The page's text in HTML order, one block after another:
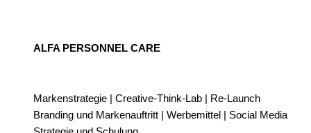
ALFA PERSONNEL CARE
Markenstrategie | Creative-Think-Lab | Re-Launch
Branding und Markenauftritt | Werbemittel | Social Media